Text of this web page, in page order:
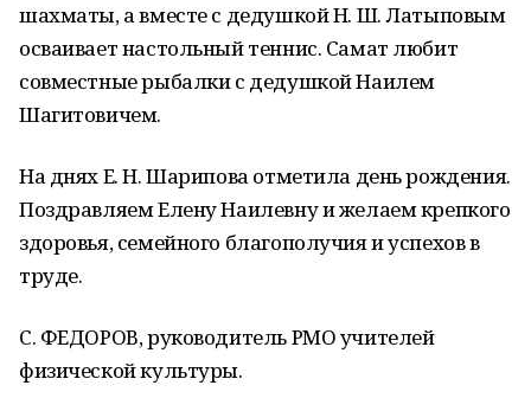
шахматы, а вместе с дедушкой Н. Ш. Латыповым
осваивает настольный теннис. Самат любит
совместные рыбалки с дедушкой Наилем
Шагитовичем.
На днях Е. Н. Шарипова отметила день рождения.
Поздравляем Елену Наилевну и желаем крепкого
здоровья, семейного благополучия и успехов в
труде.
С. ФЕДОРОВ, руководитель РМО учителей
физической культуры.